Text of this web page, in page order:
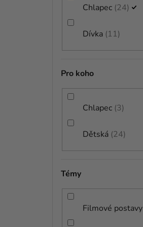
Chlapec 24
Dívka 11
Pro koho
Chlapec 3
Dětská 24
Témy
Filmové postavy
Dětský kostým Thor
899 Kč
DETAIL